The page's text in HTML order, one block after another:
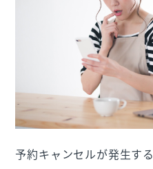
予約キャンセルが発生す